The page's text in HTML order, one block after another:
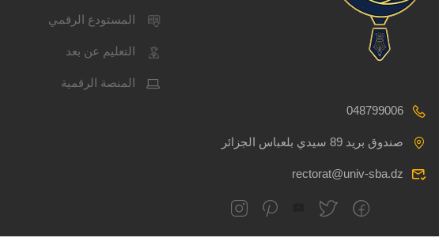
048799006
صندوق بريد 89 سيدي بلعباس الجزائر
rectorat@univ-sba.dz
المستودع الرقمي
التعليم عن بعد
المنصة الرقمية